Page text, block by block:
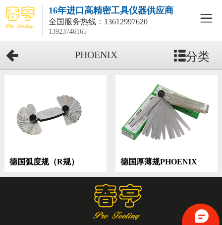
16年进口高精密工具仪器供应商
全国服务热线： 13612997620
13923746165
PHOENIX 分类
德国弧度规（R规） 德国厚薄规PHOENIX